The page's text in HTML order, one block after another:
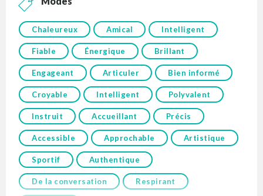
Chaleureux Amical Intelligent
Fiable Énergique Brillant
Engageant Articuler Bien informé
Croyable Intelligent Polyvalent
Instruit Accueillant Précis
Accessible Approchable Artistique
Sportif Authentique
De la conversation Respirant